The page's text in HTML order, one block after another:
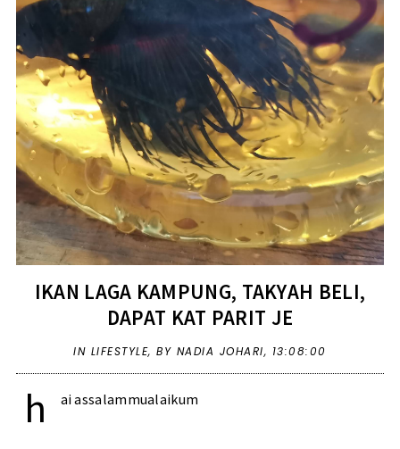
IKAN LAGA KAMPUNG, TAKYAH BELI,
DAPAT KAT PARIT JE
IN LIFESTYLE,BY NADIA JOHARI, 13:08:00
h ai assalammualaikum